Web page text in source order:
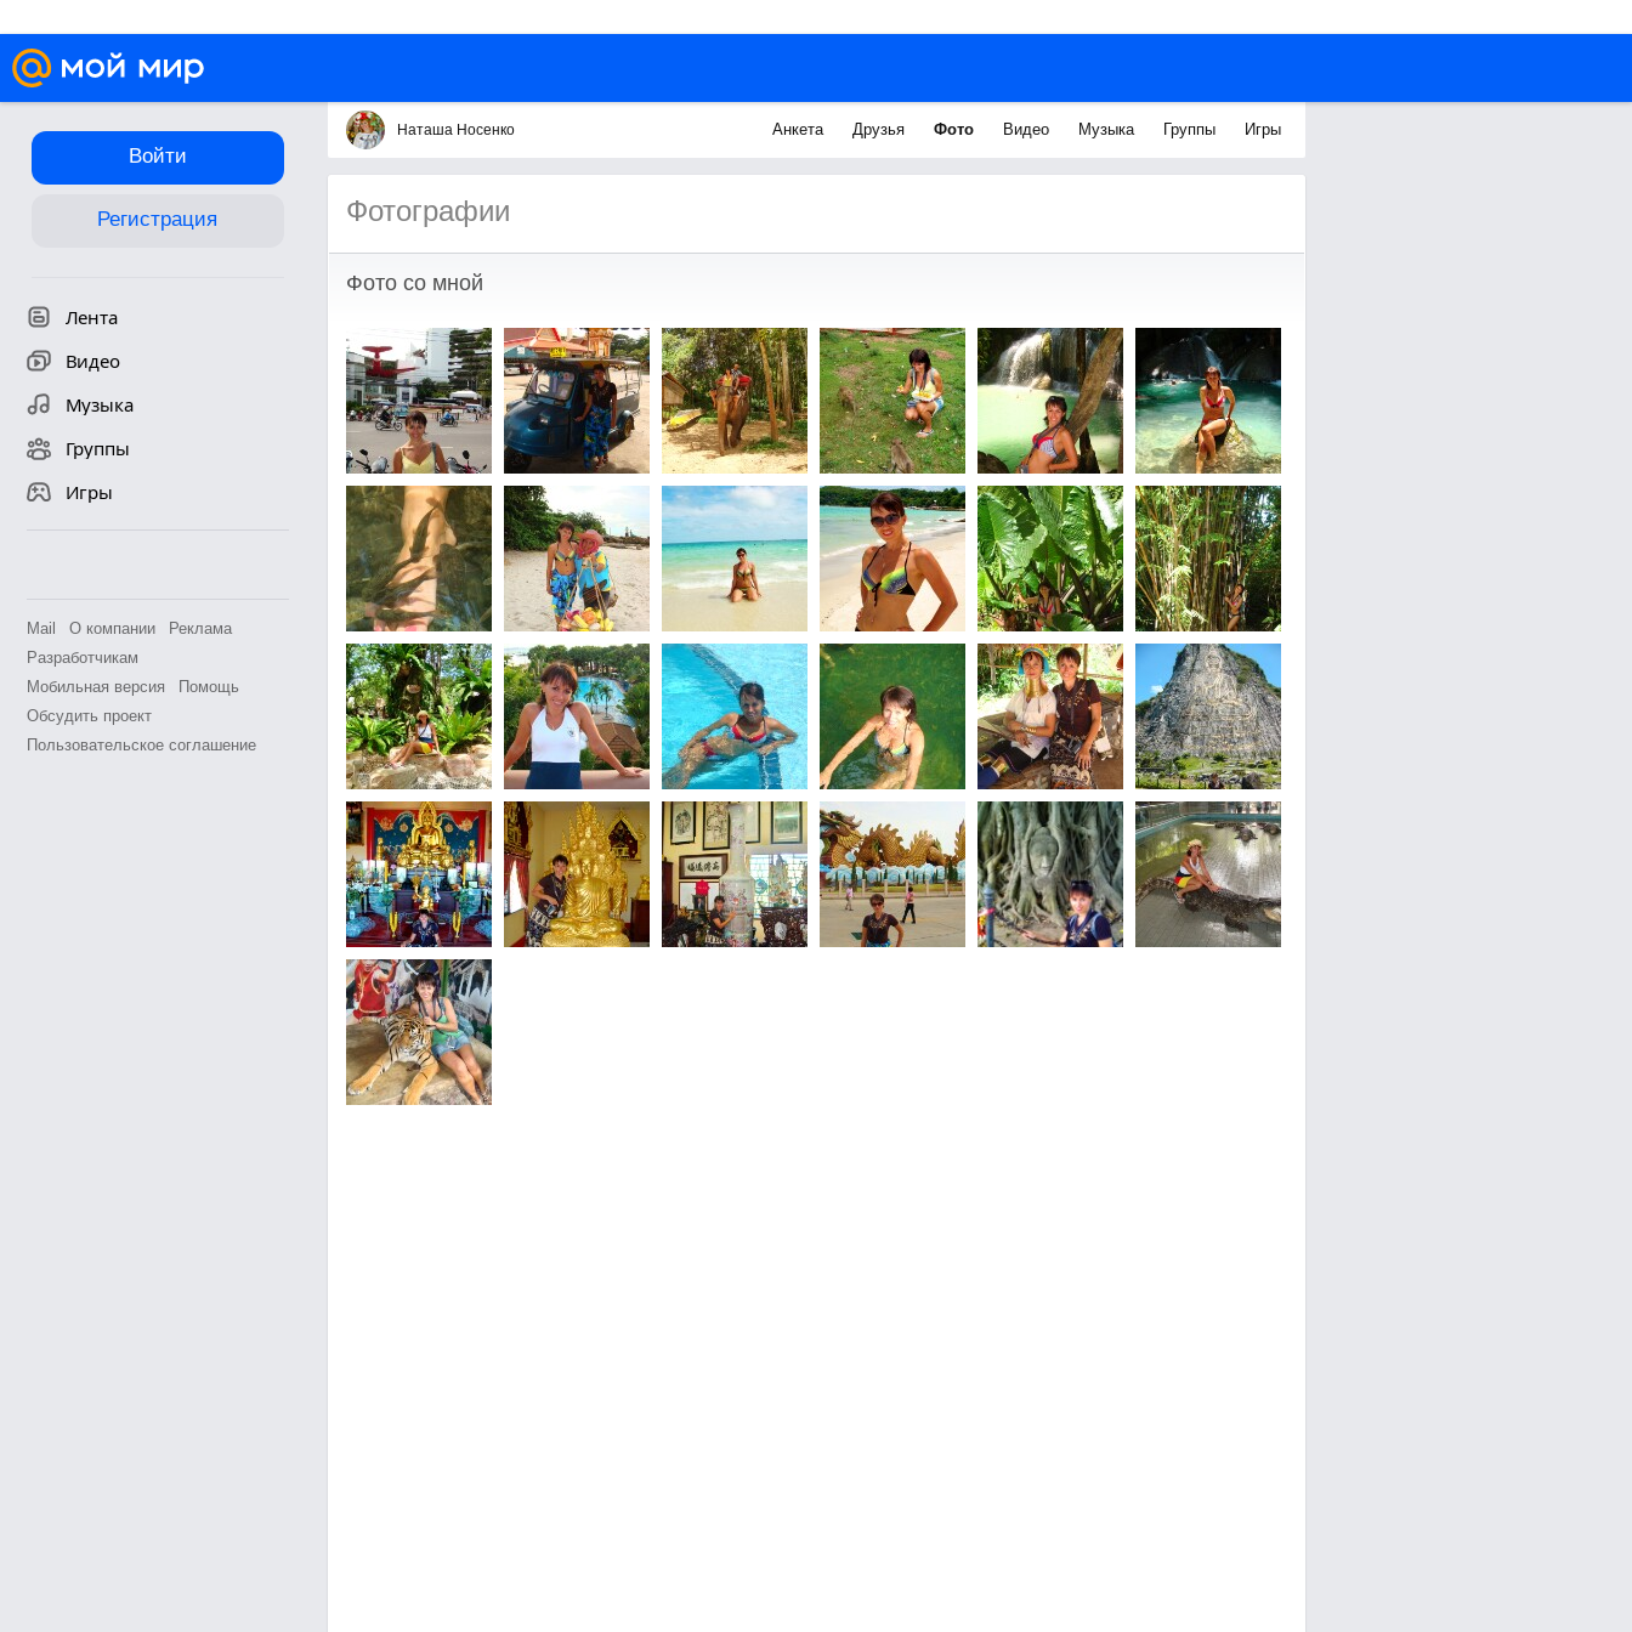
Войти
Регистрация
Лента
Видео
Музыка
Группы
Игры
Mail О компании
Реклама
Разработчикам
Мобильная версия
Помощь
Обсудить проект
Пользовательское соглашение
Наташа Носенко Анкета Друзья Фото Видео Музыка Группы Игры
Фотографии
Фото со мной